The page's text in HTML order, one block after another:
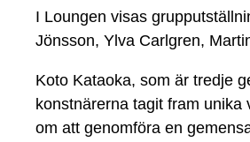
I Loungen visas
Jönsson, Ylva Carlgren,
Koto Kataoka, som är tredje
konstnärerna tagit fram
om att genomföra en